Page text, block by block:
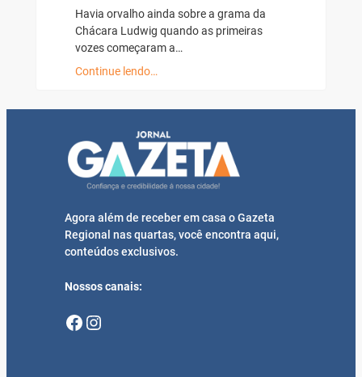
Havia orvalho ainda sobre a grama da
Chácara Ludwig quando as primeiras
vozes começaram a…
Continue lendo…
Agora além de receber em casa o Gazeta
Regional nas quartas, você encontra aqui,
conteúdos exclusivos.
Nossos canais:
Facebook Instagram